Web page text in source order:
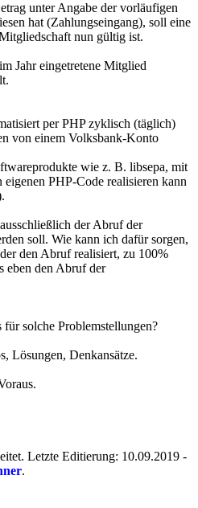
unter Angabe der vorläufigen
hat (Zahlungseingang), soll eine
nun gültig ist.
Jahr eingetretene Mitglied
per PHP zyklisch (täglich)
von einem Volksbank-Konto
wie z. B. libsepa, mit
eigenen PHP-Code realisieren kann
der Abruf der
soll. Wie kann ich dafür sorgen,
den Abruf realisiert, zu 100%
eben den Abruf der
für solche Problemstellungen?
Lösungen, Denkansätze.
Letzte Editierung: 10.09.2019 -
.